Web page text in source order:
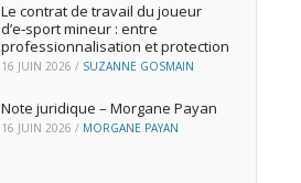
Le contrat de travail du joueur
d’e‑sport mineur : entre
professionnalisation et protection
16 JUIN 2026 / SUZANNE GOSMAIN
Note juridique – Morgane Payan
16 JUIN 2026 / MORGANE PAYAN